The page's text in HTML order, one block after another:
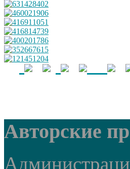
Авторские